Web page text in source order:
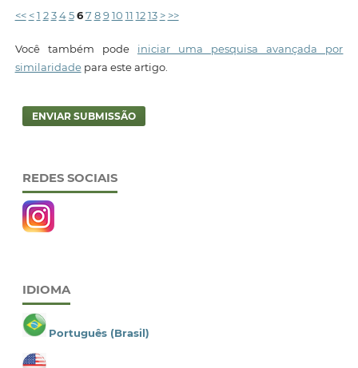
<< < 1 2 3 4 5 6 7 8 9 10 11 12 13 > >>
Você também pode iniciar uma pesquisa avançada por
similaridadepara este artigo.
ENVIAR SUBMISSÃO
REDES SOCIAIS
IDIOMA
Português (Brasil)